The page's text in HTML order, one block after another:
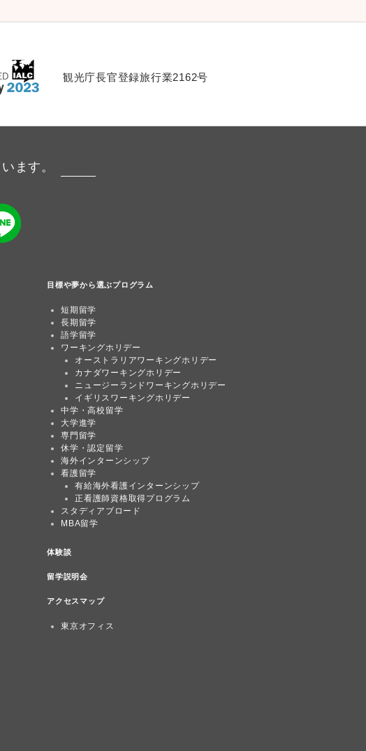
観光庁長官登録旅行業2162号
ます。
目標や夢から選ぶプログラム
短期留学
長期留学
語学留学
ワーキングホリデー
オーストラリアワーキングホリデー
カナダワーキングホリデー
ニュージーランドワーキングホリデー
イギリスワーキングホリデー
中学・高校留学
大学進学
専門留学
休学・認定留学
海外インターンシップ
看護留学
有給海外看護インターンシップ
正看護師資格取得プログラム
スタディアブロード
MBA留学
体験談
留学説明会
アクセスマップ
東京オフィス